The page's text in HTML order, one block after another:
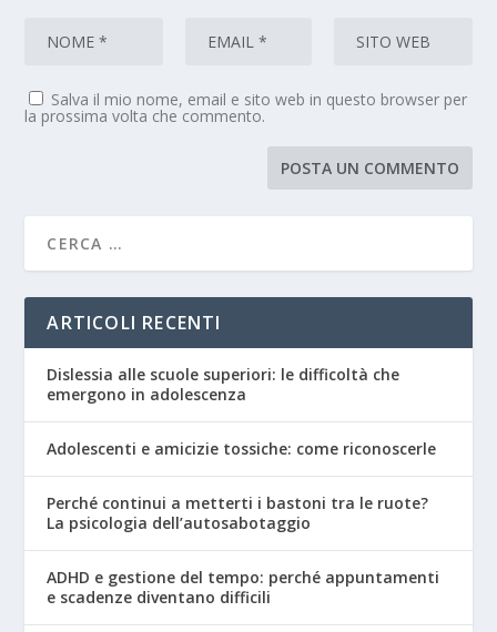
Salva il mio nome, email e sito web in questo browser per
la prossima volta che commento.
ARTICOLI RECENTI
Dislessia alle scuole superiori: le difficoltà che
emergono in adolescenza
Adolescenti e amicizie tossiche: come riconoscerle
Perché continui a metterti i bastoni tra le ruote?
La psicologia dell’autosabotaggio
ADHD e gestione del tempo: perché appuntamenti
e scadenze diventano difficili